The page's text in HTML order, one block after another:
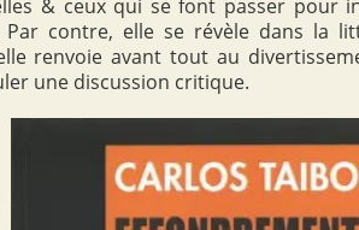
& ceux qui se font passer pour
Par contre, elle se révèle dans la
renvoie avant tout au
une discussion critique.